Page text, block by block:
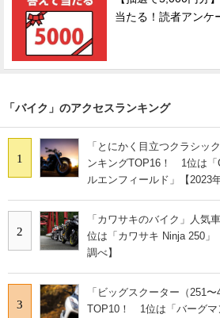
当たる！読者アンケ
「バイク」のアクセスランキング
1
「とにかく目立つクラシッ
ンキングTOP16！ 1位は「
ルエンフィールド」【2023
2
「カワサキのバイク」人
位は「カワサキ Ninja 250」
調べ】
3
「ビッグスクーター（251
TOP10！ 1位は「バーグマ